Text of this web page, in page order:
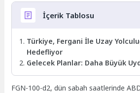
İçerik Tablosu
Türkiye, Fergani İle Uzay
Hedefliyor
Gelecek Planlar: Daha Büyük
FGN-100-d2, dün sabah saatlerinde